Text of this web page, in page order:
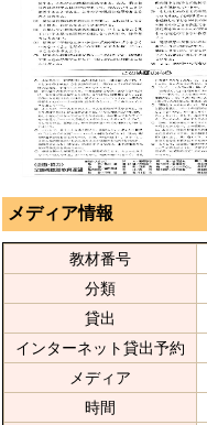
メディア情報
教材番号
分類
貸出
インターネット貸出予約
メディア
時間